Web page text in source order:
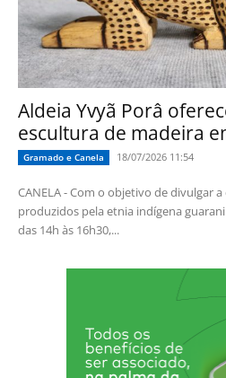
Aldeia Yvyã Porâ
escultura de madeira
Gramado e Canela 18/07/2026 11:54
CANELA - Com o objetivo de divulgar
produzidos pela etnia indígena
das 14h às 16h30,...